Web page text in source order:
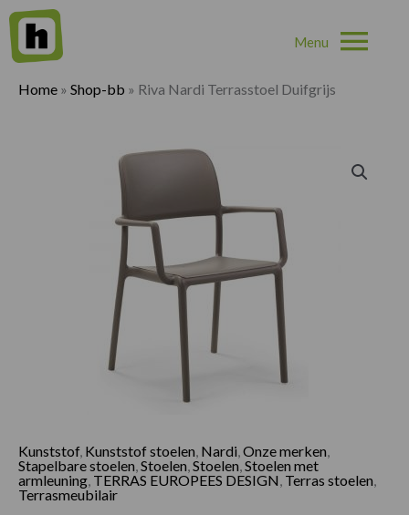
Home » Shop-bb » Riva Nardi Terrasstoel Duifgrijs
Kunststof, Kunststof stoelen Nardi Onze merken
Stapelbare stoelen Stoelen Stoelen Stoelen met
armleuning TERRAS EUROPEES DESIGN Terras stoelen
Terrasmeubilair
Riva Nardi